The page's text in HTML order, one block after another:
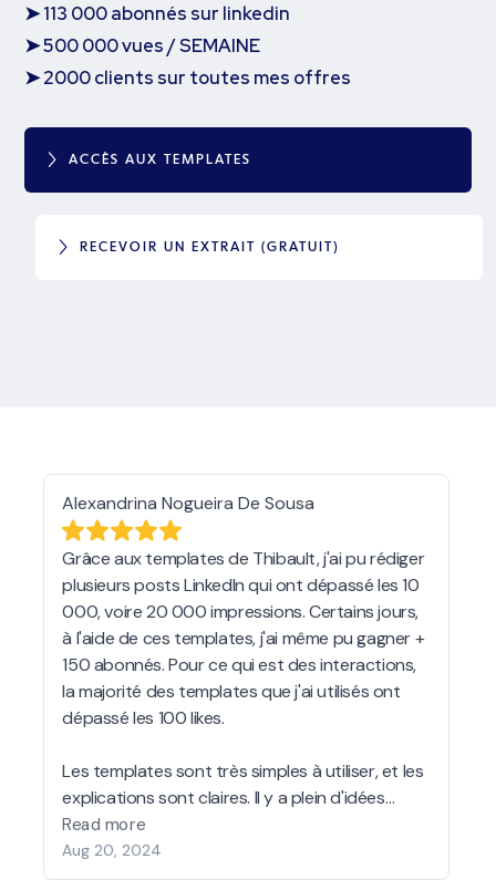
➤ 113 000 abonnés sur linkedin
➤ 500 000 vues / SEMAINE
➤ 2000 clients sur toutes mes offres
ACCÈS AUX TEMPLATES
RECEVOIR UN EXTRAIT (GRATUIT)